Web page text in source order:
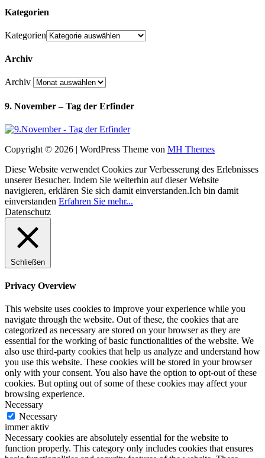
Kategorien
Kategorien
Archiv
Archiv
9. November – Tag der Erfinder
Copyright © 2026 | WordPress Theme von MH Themes
Diese Website verwendet Cookies zur Verbesserung des Erlebnisses
unserer Besucher. Indem Sie weiterhin auf dieser Website
navigieren, erklären Sie sich damit einverstanden.Ich bin damit
einverstanden Erfahren Sie mehr...
Datenschutz
Schließen
Privacy Overview
This website uses cookies to improve your experience while you
navigate through the website. Out of these, the cookies that are
categorized as necessary are stored on your browser as they are
essential for the working of basic functionalities of the website. We
also use third-party cookies that help us analyze and understand how
you use this website. These cookies will be stored in your browser
only with your consent. You also have the option to opt-out of these
cookies. But opting out of some of these cookies may affect your
browsing experience.
Necessary
Necessary
immer aktiv
Necessary cookies are absolutely essential for the website to
function properly. This category only includes cookies that ensures